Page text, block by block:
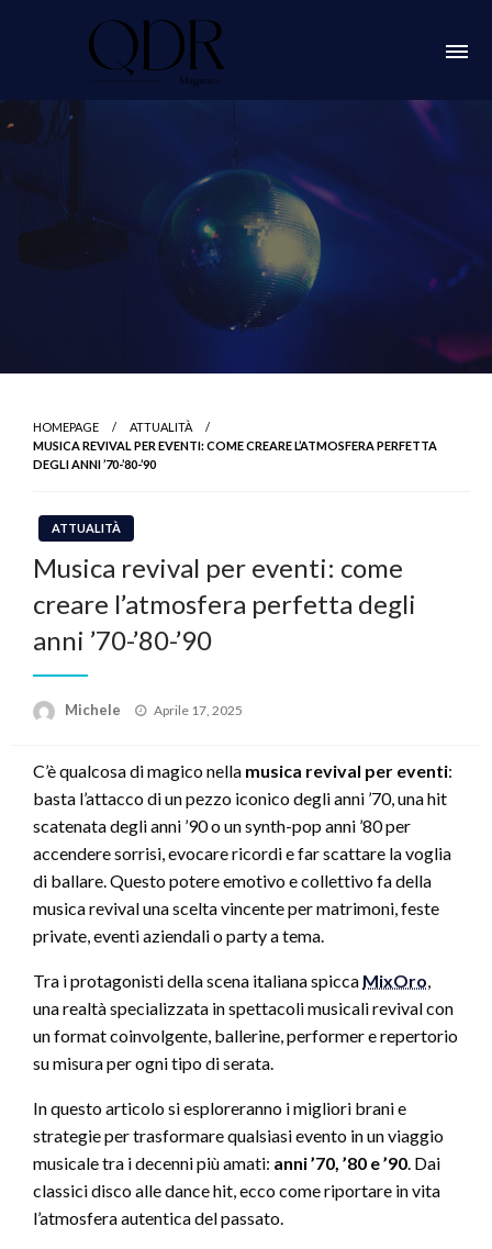
QDR Magazine
HOMEPAGE
ATTUALITÀ
MUSICA REVIVAL PER EVENTI: COME CREARE L’ATMOSFERA PERFETTA
DEGLI ANNI ’70-’80-’90
ATTUALITÀ
Musica revival per eventi: come
creare l’atmosfera perfetta degli
anni ’70-’80-’90
Michele
Posted
Aprile 17, 2025
C’è qualcosa di magico nella musica revival per eventi:
basta l’attacco di un pezzo iconico degli anni ’70, una hit
scatenata degli anni ’90 o un synth-pop anni ’80 per
accendere sorrisi, evocare ricordi e far scattare la voglia
di ballare. Questo potere emotivo e collettivo fa della
musica revival una scelta vincente per matrimoni, feste
private, eventi aziendali o party a tema.
Tra i protagonisti della scena italiana spicca MixOro,
una realtà specializzata in spettacoli musicali revival con
un format coinvolgente, ballerine, performer e repertorio
su misura per ogni tipo di serata.
In questo articolo si esploreranno i migliori brani e
strategie per trasformare qualsiasi evento in un viaggio
musicale tra i decenni più amati: anni ’70, ’80 e ’90. Dai
classici disco alle dance hit, ecco come riportare in vita
l’atmosfera autentica del passato.